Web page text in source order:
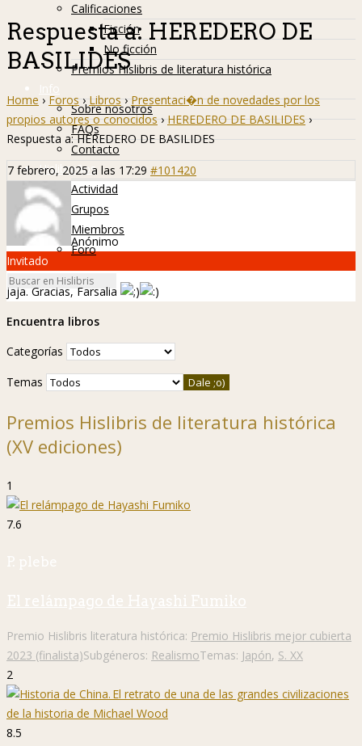
Calificaciones
Ficción
No ficción
Premios Hislibris de literatura histórica
Info
Sobre nosotros
FAQs
Contacto
Hislibreños
Actividad
Grupos
Miembros
Foro
Respuesta a: HEREDERO DE
BASILIDES
Home › Foros › Libros › Presentaci�n de novedades por los
propios autores o conocidos › HEREDERO DE BASILIDES ›
Respuesta a: HEREDERO DE BASILIDES
7 febrero, 2025 a las 17:29 #101420
Anónimo
Invitado
jaja. Gracias, Farsalia
Encuentra libros
Categorías
Temas
Premios Hislibris de literatura histórica
(XV ediciones)
1
7.6
P. plebe
El relámpago de Hayashi Fumiko
Premio Hislibris literatura histórica: Premio Hislibris mejor cubierta
2023 (finalista)Subgéneros: RealismoTemas: Japón, S. XX
2
8.5